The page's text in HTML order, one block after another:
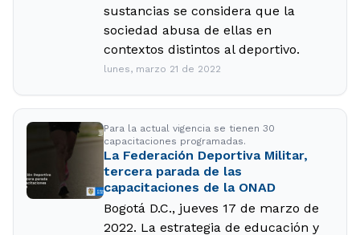
sustancias se considera que la
sociedad abusa de ellas en
contextos distintos al deportivo.
lunes, marzo 21 de 2022
Para la actual vigencia se tienen 30
capacitaciones programadas.
La Federación Deportiva Militar,
tercera parada de las
capacitaciones de la ONAD
Bogotá D.C., jueves 17 de marzo de
2022. La estrategia de educación y